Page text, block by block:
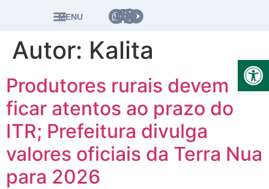
MENU
Autor: Kalita
Produtores rurais devem
ficar atentos ao prazo do
ITR; Prefeitura divulga
valores oficiais da Terra Nua
para 2026